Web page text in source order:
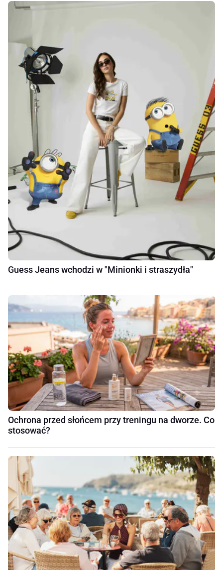
Guess Jeans wchodzi w "Minionki i straszydła"
Ochrona przed słońcem przy treningu na dworze. Co
stosować?